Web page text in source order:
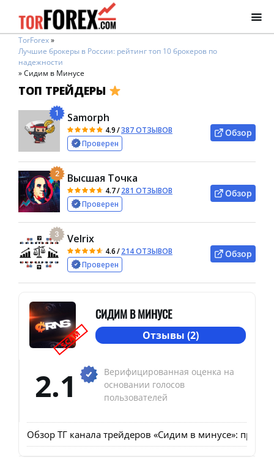
TorForex»
Лучшие брокеры в России: рейтинг топ 10 брокеров по
надежности
»Сидим в Минусе
ТОП ТРЕЙДЕРЫ
1 Samorph
4.9/387 ОТЗЫВОВ
Проверен
Обзор
2 Высшая Точка
4.7/281 ОТЗЫВОВ
Проверен
Обзор
3 Velrix
4.6/214 ОТЗЫВОВ
Проверен
Обзор
SCAM
СИДИМ В МИНУСЕ
Отзывы (2)
2.1
Верифицированная оценка на
основании голосов
пользователей
Обзор ТГ канала трейдеров «Сидим в минусе»: